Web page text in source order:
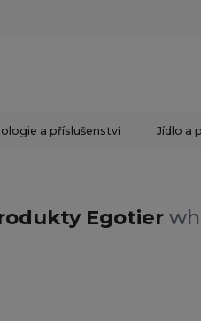
a příslušenství Jídlo a
Egotier